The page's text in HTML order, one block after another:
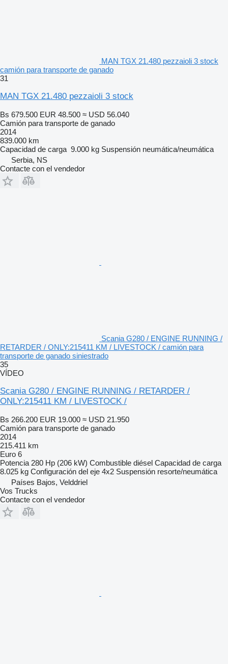
MAN TGX 21.480 pezzaioli 3 stock
camión para transporte de ganado
31
MAN TGX 21.480 pezzaioli 3 stock
Bs 679.500 EUR 48.500 ≈ USD 56.040
Camión para transporte de ganado
2014
839.000 km
Capacidad de carga 9.000 kg Suspensión neumática/neumática
Serbia, NS
Contacte con el vendedor
Scania G280 / ENGINE RUNNING /
RETARDER / ONLY:215411 KM / LIVESTOCK / camión para
transporte de ganado siniestrado
35
VÍDEO
Scania G280 / ENGINE RUNNING / RETARDER /
ONLY:215411 KM / LIVESTOCK /
Bs 266.200 EUR 19.000 ≈ USD 21.950
Camión para transporte de ganado
2014
215.411 km
Euro 6
Potencia 280 Hp (206 kW) Combustible diésel Capacidad de carga
8.025 kg Configuración del eje 4x2 Suspensión resorte/neumática
Países Bajos, Velddriel
Vos Trucks
Contacte con el vendedor